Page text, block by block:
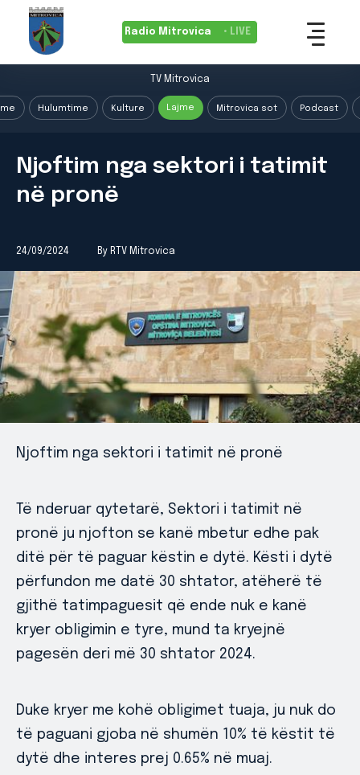
Radio Mitrovica • LIVE
TV Mitrovica
Hulumtime Kulture Lajme Mitrovica sot Podcast
Njoftim nga sektori i tatimit
në pronë
24/09/2024 By RTV Mitrovica
Njoftim nga sektori i tatimit në pronë
Të nderuar qytetarë, Sektori i tatimit në
pronë ju njofton se kanë mbetur edhe pak
ditë për të paguar këstin e dytë. Kësti i dytë
përfundon me datë 30 shtator, atëherë të
gjithë tatimpaguesit që ende nuk e kanë
kryer obligimin e tyre, mund ta kryejnë
pagesën deri më 30 shtator 2024.
Duke kryer me kohë obligimet tuaja, ju nuk do
të paguani gjoba në shumën 10% të këstit të
dytë dhe interes prej 0.65% në muaj.